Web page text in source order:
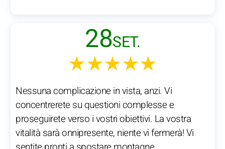
28SET.
★★★★★
Nessuna complicazione in vista, anzi. Vi
concentrerete su questioni complesse e
proseguirete verso i vostri obiettivi. La vostra
vitalità sarà onnipresente, niente vi fermerà! Vi